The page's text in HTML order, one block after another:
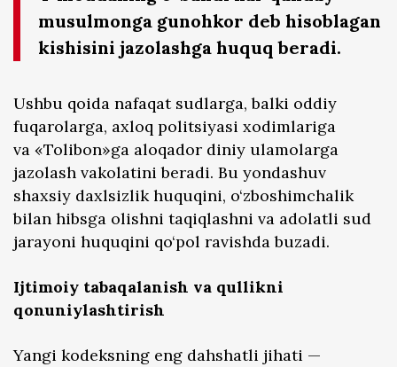
musulmonga gunohkor deb hisoblagan
kishisini jazolashga huquq beradi.
Ushbu qoida nafaqat sudlarga, balki oddiy
fuqarolarga, axloq politsiyasi xodimlariga
va «Tolibon»ga aloqador diniy ulamolarga
jazolash vakolatini beradi. Bu yondashuv
shaxsiy daxlsizlik huquqini, o‘zboshimchalik
bilan hibsga olishni taqiqlashni va adolatli sud
jarayoni huquqini qo‘pol ravishda buzadi.
Ijtimoiy tabaqalanish va qullikni
qonuniylashtirish
Yangi kodeksning eng dahshatli jihati —